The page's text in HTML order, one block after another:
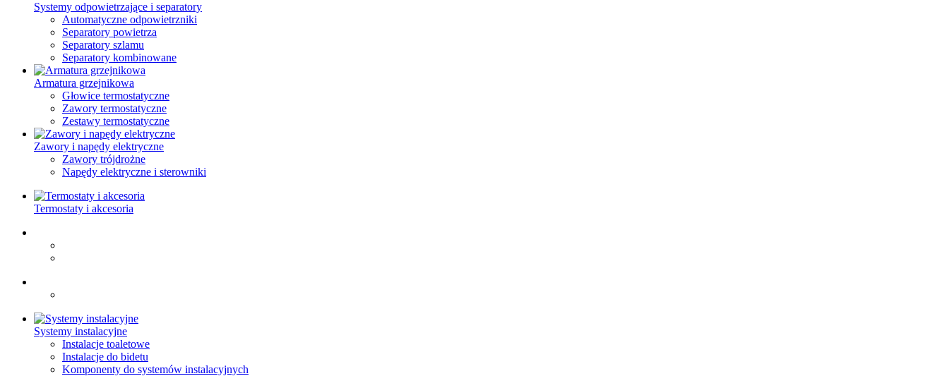
Systemy odpowietrzające i separatory
Automatyczne odpowietrzniki
Separatory powietrza
Separatory szlamu
Separatory kombinowane
Armatura grzejnikowa
Głowice termostatyczne
Zawory termostatyczne
Zestawy termostatyczne
Zawory i napędy elektryczne
Zawory trójdrożne
Napędy elektryczne i sterowniki
Termostaty i akcesoria
Systemy instalacyjne
Instalacje toaletowe
Instalacje do bidetu
Komponenty do systemów instalacyjnych